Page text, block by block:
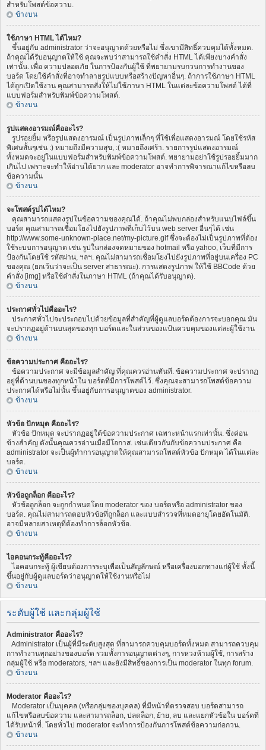
สำหรับโพสต์ข้อความ.
ข้างบน
ใช้ภาษา HTML ได้ไหม?
ขึ้นอยู่กับ administrator ว่าจะอนุญาตด้วยหรือไม่ ซึ่งเขามีสิทธิ์ควบคุมได้ทั้งหมด.
ถ้าคุณได้รับอนุญาตให้ใช้ คุณจะพบว่าสามารถใช้คำสั่ง HTML ได้เพียงบางคำสั่ง
เท่านั้น. เพื่อ ความปลอดภัย ในการป้องกันผู้ใช้ ที่พยายามรบกวนการทำงานของ
บอร์ด โดยใช้คำสั่งที่อาจทำลายรูปแบบหรือสร้างปัญหาอื่นๆ. ถ้าการใช้ภาษา HTML
ได้ถูกเปิดใช้งาน คุณสามารถสั่งให้ไม่ใช้ภาษา HTML ในแต่ละข้อความโพสต์ ได้ที่
แบบฟอร์มสำหรับพิมพ์ข้อความโพสต์.
ข้างบน
รูปแสดงอารมณ์คืออะไร?
รูปรอยยิ้ม หรือรูปแสดงอารมณ์ เป็นรูปภาพเล็กๆ ที่ใช้เพื่อแสดงอารมณ์ โดยใช้รหัส
พิเศษสั้นๆเช่น :) หมายถึงมีความสุข, :( หมายถึงเศร้า. รายการรูปแสดงอารมณ์
ทั้งหมดจะอยู่ในแบบฟอร์มสำหรับพิมพ์ข้อความโพสต์. พยายามอย่าใช้รูปรอยยิ้มมาก
เกินไป เพราะจะทำให้อ่านได้ยาก และ moderator อาจทำการพิจารณาแก้ไขหรือลบ
ข้อความนั้น
ข้างบน
จะโพสต์รูปได้ไหม?
คุณสามารถแสดงรูปในข้อความของคุณได้. ถ้าคุณไม่พบกล่องสำหรับแนบไฟล์ขึ้น
บอร์ด คุณสามารถเชื่อมโยงไปยังรูปภาพที่เก็บไว้บน web server อื่นๆได้ เช่น
http://www.some-unknown-place.net/my-picture.gif ซึ่งจะต้องไม่เป็นรูปภาพที่ต้อง
ใช้ระบบการอนุญาต เช่น รูปในกล่องจดหมายของ hotmail หรือ yahoo, เว็บที่มีการ
ป้องกันโดยใช้ รหัสผ่าน, ฯลฯ. คุณไม่สามารถเชื่อมโยงไปยังรูปภาพที่อยู่บนเครื่อง PC
ของคุณ (ยกเว้นว่าจะเป็น server สาธารณะ). การแสดงรูปภาพ ให้ใช้ BBCode ด้วย
คำสั่ง [img] หรือใช้คำสั่งในภาษา HTML (ถ้าคุณได้รับอนุญาต).
ข้างบน
ประกาศทั่วไปคืออะไร?
ประกาศทั่วไปจะประกอบไปด้วยข้อมูลที่สำคัญที่ผู้ดูแลบอร์ดต้องการจะบอกคุณ มัน
จะปรากฏอยู่ด้านบนสุดของทุก บอร์ดและในส่วนของแป้นควบคุมของแต่ละผู้ใช้งาน
ข้างบน
ข้อความประกาศ คืออะไร?
ข้อความประกาศ จะมีข้อมูลสำคัญ ที่คุณควรอ่านทันที. ข้อความประกาศ จะปรากฏ
อยู่ที่ด้านบนของทุกหน้าใน บอร์ดที่มีการโพสต์ไว้. ซึ่งคุณจะสามารถโพสต์ข้อความ
ประกาศได้หรือไม่นั้น ขึ้นอยู่กับการอนุญาตของ administrator.
ข้างบน
หัวข้อ ปักหมุด คืออะไร?
หัวข้อ ปักหมุด จะปรากฏอยู่ใต้ข้อความประกาศ เฉพาะหน้าแรกเท่านั้น. ซึ่งค่อน
ข้างสำคัญ ดังนั้นคุณควรอ่านเมื่อมีโอกาส. เช่นเดียวกันกับข้อความประกาศ คือ
administrator จะเป็นผู้ทำการอนุญาตให้คุณสามารถโพสต์หัวข้อ ปักหมุด ได้ในแต่ละ
บอร์ด.
ข้างบน
หัวข้อถูกล็อก คืออะไร?
หัวข้อถูกล็อก จะถูกกำหนดโดย moderator ของ บอร์ดหรือ administrator ของ
บอร์ด. คุณไม่สามารถตอบหัวข้อที่ถูกล็อก และแบบสำรวจที่หมดอายุโดยอัตโนมัติ.
อาจมีหลายสาเหตุที่ต้องทำการล็อกหัวข้อ.
ข้างบน
ไอคอนกระทู้คืออะไร?
ไอคอนกระทู้ ผู้เขียนต้องการระบุเพื่อเป็นสัญลักษณ์ หรือเครื่องบอกทางแก่ผู้ใช้ ทั้งนี้
ขึ้นอยู่กับผู้ดูแลบอร์ดว่าอนุญาตให้ใช้งานหรือไม่
ข้างบน
ระดับผู้ใช้ และกลุ่มผู้ใช้
Administrator คืออะไร?
Administrator เป็นผู้ที่มีระดับสูงสุด ที่สามารถควบคุมบอร์ดทั้งหมด สามารถควบคุม
การทำงานทุกอย่างของบอร์ด รวมทั้งการอนุญาตต่างๆ, การหวงห้ามผู้ใช้, การสร้าง
กลุ่มผู้ใช้ หรือ moderators, ฯลฯ และยังมีสิทธิ์ของการเป็น moderator ในทุก forum.
ข้างบน
Moderator คืออะไร?
Moderator เป็นบุคคล (หรือกลุ่มของบุคคล) ที่มีหน้าที่ตรวจสอบ บอร์ดสามารถ
แก้ไขหรือลบข้อความ และสามารถล็อก, ปลดล็อก, ย้าย, ลบ และแยกหัวข้อใน บอร์ดที่
ได้รับหน้าที่. โดยทั่วไป moderator จะทำการป้องกันการโพสต์ข้อความก่อกวน.
ข้างบน